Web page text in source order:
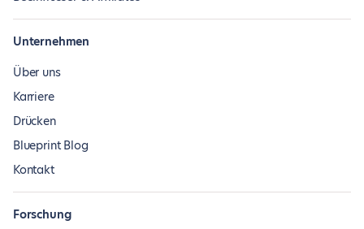
Unternehmen
Über uns
Karriere
Drücken
Blueprint Blog
Kontakt
Forschung